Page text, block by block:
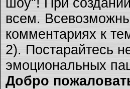
шоу"! При
всем.
комментариях к
2). Постарайтесь
эмоциональных
Добро